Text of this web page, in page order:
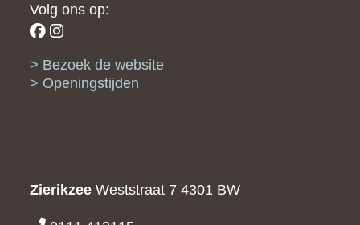
Volg ons op:
Bezoek de website
Openingstijden
Zierikzee Weststraat 7 4301 BW